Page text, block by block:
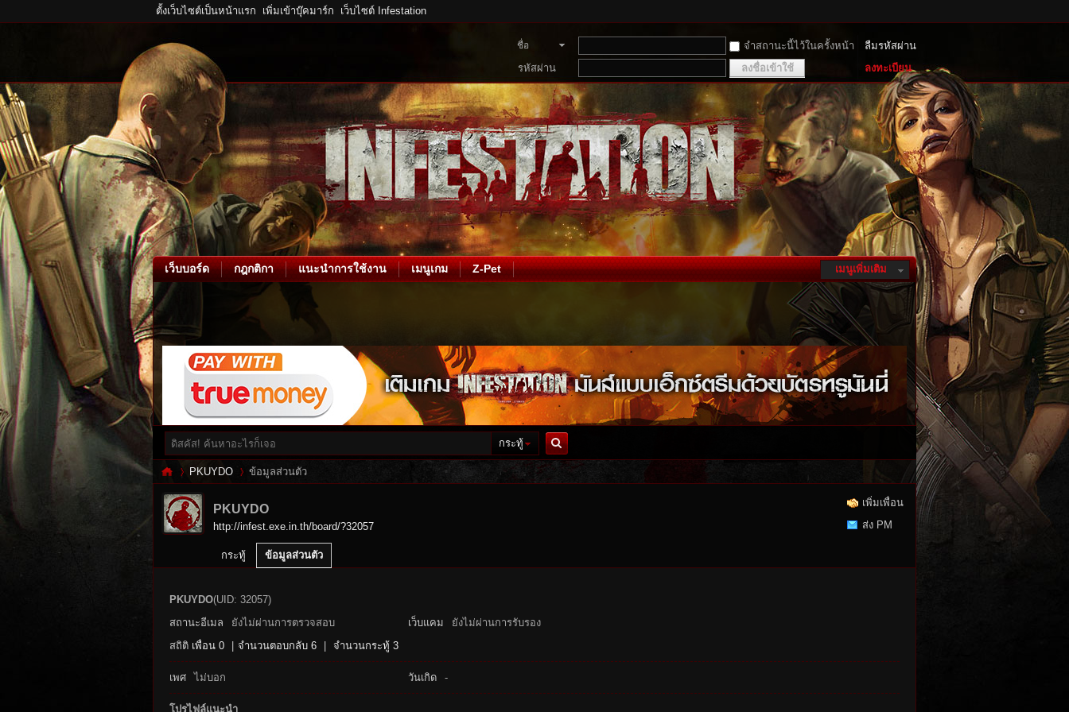
ตั้งเว็บไซต์เป็นหน้าแรก เพิ่มเข้าบุ๊คมาร์ก เว็บไซต์ Infestation
ชื่อ
สมาชิก
จำสถานะนี้ไว้ในครั้งหน้า
ลืมรหัสผ่าน
รหัสผ่าน
ลงชื่อเข้าใช้ ลงทะเบียน
เมนูเพิ่มเติม
เว็บบอร์ด กฎกติกา แนะนำการใช้งาน เมนูเกม Z-Pet
กระทู้
ค้นหา
PKUYDO ข้อมูลส่วนตัว
เพิ่มเพื่อน
ส่ง PM
PKUYDO
http://infest.exe.in.th/board/?32057
กระทู้ ข้อมูลส่วนตัว
PKUYDO(UID: 32057)
สถานะอีเมล
ยังไม่ผ่านการตรวจสอบ เว็บแคม
ยังไม่ผ่านการรับรอง
สถิติ เพื่อน 0 จำนวนตอบกลับ 6 จำนวนกระทู้ 3
เพศ ไม่บอก วันเกิด -
โปรไฟล์แนะนำ